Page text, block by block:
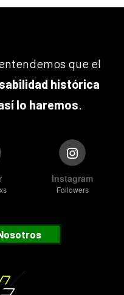
que el
histórica
lo haremos.
Instagram
Followers